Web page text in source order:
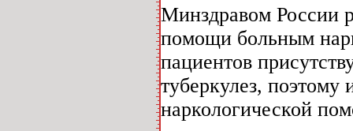
Минздравом России
помощи больным
пациентов
туберкулез, поэтому
наркологической